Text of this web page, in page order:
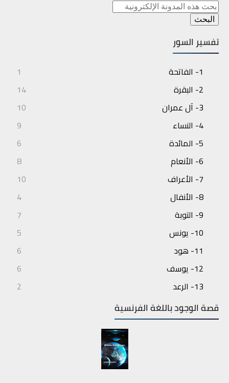
تفسير السور
1- الفاتحة
1
2- البقرة
14
3- آل عمران
10
4- النساء
9
5- المائدة
6
6- الأنعام
8
7- الأعراف
10
8- الأنفال
4
9- التوبة
7
10- يونس
5
11- هود
6
12- يوسف
6
13- الرعد
2
14- إبراهيم
15- الحجر
قصة الوجود باللغة الفرنسية